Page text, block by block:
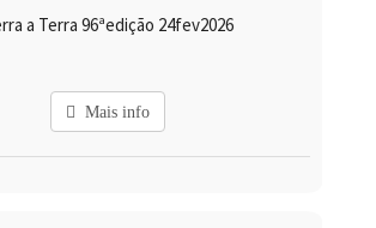
a Terra 96ªedição 24fev2026
Mais info